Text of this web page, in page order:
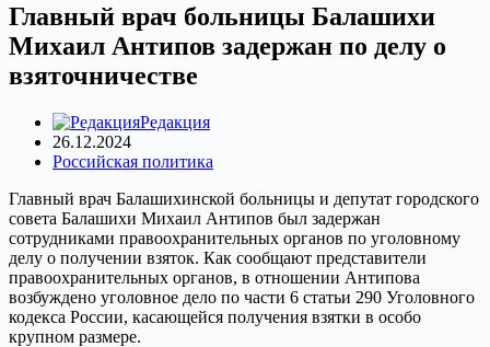
Главный врач больницы Балашихи
Михаил Антипов задержан по делу о
взяточничестве
Редакция
26.12.2024
Российская политика
Главный врач Балашихинской больницы и депутат городского
совета Балашихи Михаил Антипов был задержан
сотрудниками правоохранительных органов по уголовному
делу о получении взяток. Как сообщают представители
правоохранительных органов, в отношении Антипова
возбуждено уголовное дело по части 6 статьи 290 Уголовного
кодекса России, касающейся получения взятки в особо
крупном размере.